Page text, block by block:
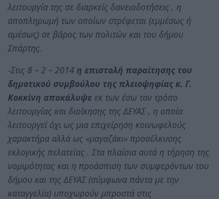
λειτουργία της σε διαρκείς δανειοδοτήσεις , η
αποπληρωμή των οποίων στρέφεται (εμμέσως ή
αμέσως) σε βάρος των πολιτών και του δήμου
Σπάρτης.
-Στις 8 – 2 – 2014 η επιστολή παραίτησης του
δημοτικού συμβούλου της πλειοψηφίας κ. Γ.
Κοκκίνη αποκάλυψε εκ των έσω τον τρόπο
λειτουργίας και διοίκησης της ΔΕΥΑΣ , η οποία
λειτουργεί όχι ως μια επιχείρηση κοινωφελούς
χαρακτήρα αλλά ως «μαγαζάκι» προσέλκυσης
εκλογικής πελατείας . Στα πλαίσια αυτά η τήρηση της
νομιμότητας και η προάσπιση των συμφερόντων του
δήμου και της ΔΕΥΑΣ (σύμφωνα πάντα με την
καταγγελία) υποχωρούν μπροστά στις